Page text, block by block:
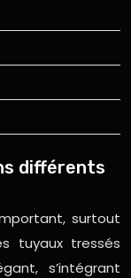
différents
surtout
tuyaux tressés
s’intégrant